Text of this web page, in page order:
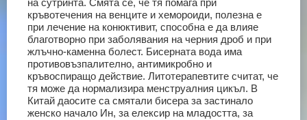
на сутринта. Смята се, че тя помага при
кръвотечения на венците и хемороиди, полезна е
при лечение на конюктивит, способна е да влияе
благотворно при заболявания на черния дроб и при
жлъчно-каменна болест. Бисерната вода има
противовъзпалително, антимикробно и
кръвоспиращо действие. Литотерапевтите считат, че
тя може да нормализира менструалния цикъл. В
Китай даосите са смятали бисера за застинало
женско начало Ин, за елексир на младостта, за